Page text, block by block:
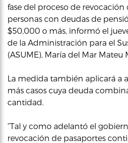
fase del proceso de revocación
personas con deudas de
$50,000 o más, informó el
de la Administración para el
(ASUME), María del Mar Mateu
La medida también aplicará a
más casos cuya deuda
cantidad.
“Tal y como adelantó el
revocación de pasaportes